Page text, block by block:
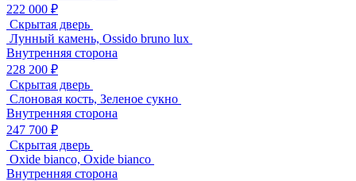
222 000 ₽
Скрытая дверь
Лунный камень, Ossido bruno lux
Внутренняя сторона
228 200 ₽
Скрытая дверь
Слоновая кость, Зеленое сукно
Внутренняя сторона
247 700 ₽
Скрытая дверь
Oxide bianco, Oxide bianco
Внутренняя сторона